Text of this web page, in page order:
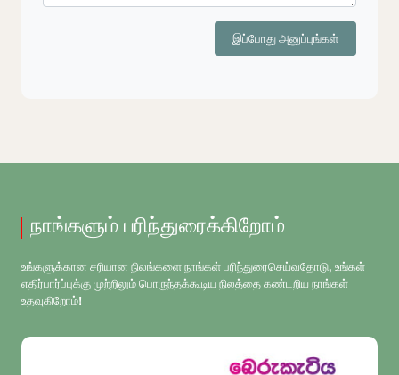
இப்போது அனுப்புங்கள்
நாங்களும் பரிந்துரைக்கிறோம்
உங்களுக்கான சரியான நிலங்களை நாங்கள் பரிந்துரைசெய்வதோடு, உங்கள்
எதிர்பார்ப்புக்கு முற்றிலும் பொருந்தக்கூடிய நிலத்தை கண்டறிய நாங்கள்
உதவுகிறோம்!